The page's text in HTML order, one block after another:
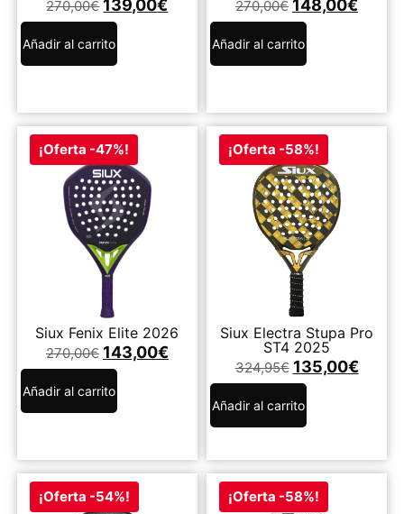
270,00€ 139,00€
Añadir al carrito
270,00€ 148,00€
Añadir al carrito
¡Oferta -47%!
Siux Fenix Elite 2026
270,00€ 143,00€
Añadir al carrito
¡Oferta -58%!
Siux Electra Stupa Pro
ST4 2025
324,95€ 135,00€
Añadir al carrito
¡Oferta -54%! ¡Oferta -58%!